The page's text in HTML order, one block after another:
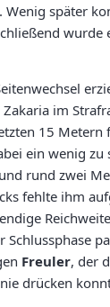
später
wurde
im
15 Metern
ein wenig zu
rund zwei
fehlte ihm
Schlussphase
Freuler, der
drücken